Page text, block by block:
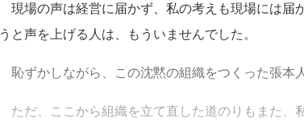
現場の声は経営に届かず、私の考えも現場には届
うと声を上げる人は、もういませんでした。
恥ずかしながら、この沈黙の組織をつくった張本
ただ、ここから組織を立て直した道のりもまた、